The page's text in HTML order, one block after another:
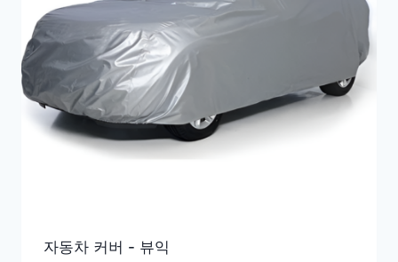
자동차 커버 - 뷰익